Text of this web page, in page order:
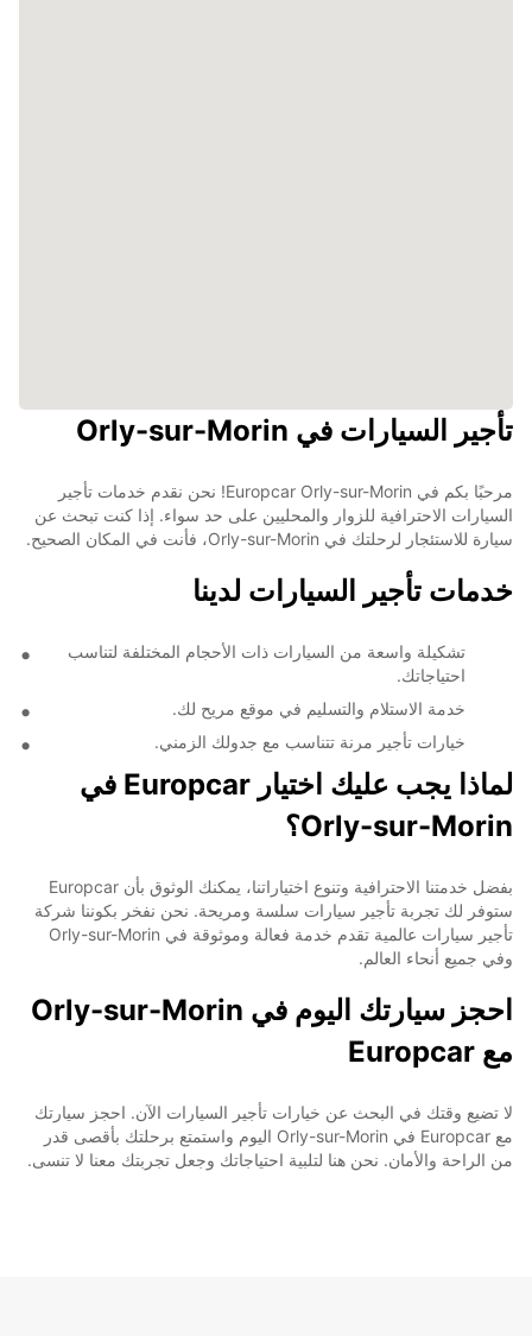
تأجير السيارات في Orly-sur-Morin
مرحبًا بكم في Europcar Orly-sur-Morin! نحن نقدم خدمات تأجير
السيارات الاحترافية للزوار والمحليين على حد سواء. إذا كنت تبحث عن
سيارة للاستئجار لرحلتك في Orly-sur-Morin، فأنت في المكان الصحيح.
خدمات تأجير السيارات لدينا
تشكيلة واسعة من السيارات ذات الأحجام المختلفة لتناسب
احتياجاتك.
خدمة الاستلام والتسليم في موقع مريح لك.
خيارات تأجير مرنة تتناسب مع جدولك الزمني.
لماذا يجب عليك اختيار Europcar في
Orly-sur-Morin؟
بفضل خدمتنا الاحترافية وتنوع اختياراتنا، يمكنك الوثوق بأن Europcar
ستوفر لك تجربة تأجير سيارات سلسة ومريحة. نحن نفخر بكوننا شركة
تأجير سيارات عالمية تقدم خدمة فعالة وموثوقة في Orly-sur-Morin
وفي جميع أنحاء العالم.
احجز سيارتك اليوم في Orly-sur-Morin
مع Europcar
لا تضيع وقتك في البحث عن خيارات تأجير السيارات الآن. احجز سيارتك
مع Europcar في Orly-sur-Morin اليوم واستمتع برحلتك بأقصى قدر
من الراحة والأمان. نحن هنا لتلبية احتياجاتك وجعل تجربتك معنا لا تنسى.